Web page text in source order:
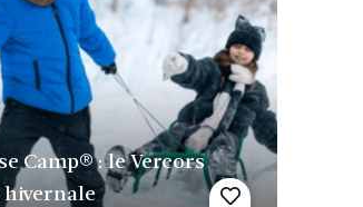
Camp® : le Vercors
hivernale